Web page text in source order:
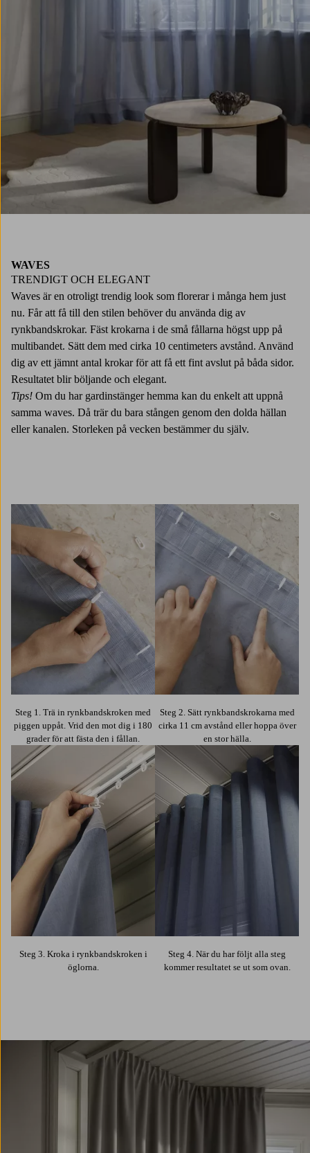
WAVES
TRENDIGT OCH ELEGANT
Waves är en otroligt trendig look som florerar i många hem just
nu. Får att få till den stilen behöver du använda dig av
rynkbandskrokar. Fäst krokarna i de små fållarna högst upp på
multibandet. Sätt dem med cirka 10 centimeters avstånd. Använd
dig av ett jämnt antal krokar för att få ett fint avslut på båda sidor.
Resultatet blir böljande och elegant.
Tips! Om du har gardinstänger hemma kan du enkelt att uppnå
samma waves. Då trär du bara stången genom den dolda hällan
eller kanalen. Storleken på vecken bestämmer du själv.
Steg 1. Trä in rynkbandskroken med
piggen uppåt. Vrid den mot dig i 180
grader för att fästa den i fållan.
Steg 2. Sätt rynkbandskrokarna med
cirka 11 cm avstånd eller hoppa över
en stor hälla.
Steg 3. Kroka i rynkbandskroken i
öglorna.
Steg 4. När du har följt alla steg
kommer resultatet se ut som ovan.